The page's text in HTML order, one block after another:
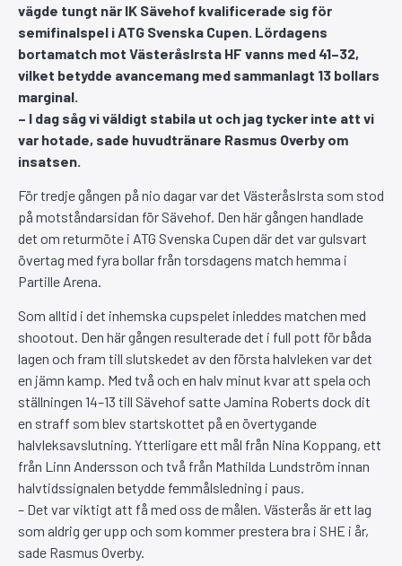
vägde tungt när IK Sävehof kvalificerade sig för
semifinalspel i ATG Svenska Cupen. Lördagens
bortamatch mot VästeråsIrsta HF vanns med 41–32,
vilket betydde avancemang med sammanlagt 13 bollars
marginal.
– I dag såg vi väldigt stabila ut och jag tycker inte att vi
var hotade, sade huvudtränare Rasmus Overby om
insatsen.
För tredje gången på nio dagar var det VästeråsIrsta som stod
på motståndarsidan för Sävehof. Den här gången handlade
det om returmöte i ATG Svenska Cupen där det var gulsvart
övertag med fyra bollar från torsdagens match hemma i
Partille Arena.
Som alltid i det inhemska cupspelet inleddes matchen med
shootout. Den här gången resulterade det i full pott för båda
lagen och fram till slutskedet av den första halvleken var det
en jämn kamp. Med två och en halv minut kvar att spela och
ställningen 14–13 till Sävehof satte Jamina Roberts dock dit
en straff som blev startskottet på en övertygande
halvleksavslutning. Ytterligare ett mål från Nina Koppang, ett
från Linn Andersson och två från Mathilda Lundström innan
halvtidssignalen betydde femmålsledning i paus.
– Det var viktigt att få med oss de målen. Västerås är ett lag
som aldrig ger upp och som kommer prestera bra i SHE i år,
sade Rasmus Overby.